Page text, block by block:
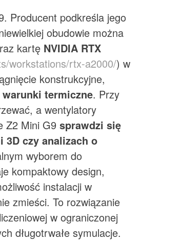
Producent podkreśla jego
obudowie można
kartę NVIDIA RTX
workstations/rtx-a2000/) w
konstrukcyjne,
termiczne. Przy
a wentylatory
Z2 Mini G9sprawdzi się
3D czy analizach o
wyborem do
kompaktowy design,
instalacji w
zmieści. To rozwiązanie
w ograniczonej
długotrwałe symulacje.